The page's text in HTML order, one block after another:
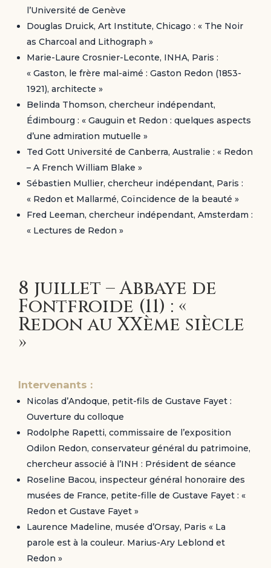
l’Université de Genève
Douglas Druick, Art Institute, Chicago : « The Noir
as Charcoal and Lithograph »
Marie-Laure Crosnier-Leconte, INHA, Paris :
« Gaston, le frère mal-aimé : Gaston Redon (1853-
1921), architecte »
Belinda Thomson, chercheur indépendant,
Édimbourg : « Gauguin et Redon : quelques aspects
d’une admiration mutuelle »
Ted Gott Université de Canberra, Australie : « Redon
– A French William Blake »
Sébastien Mullier, chercheur indépendant, Paris :
« Redon et Mallarmé, Coïncidence de la beauté »
Fred Leeman, chercheur indépendant, Amsterdam :
« Lectures de Redon »
8 juillet – Abbaye de
Fontfroide (11) : «
Redon au XXème siècle
»
Intervenants :
Nicolas d’Andoque, petit-fils de Gustave Fayet :
Ouverture du colloque
Rodolphe Rapetti, commissaire de l’exposition
Odilon Redon, conservateur général du patrimoine,
chercheur associé à l’INH : Président de séance
Roseline Bacou, inspecteur général honoraire des
musées de France, petite-fille de Gustave Fayet : «
Redon et Gustave Fayet »
Laurence Madeline, musée d’Orsay, Paris « La
parole est à la couleur. Marius-Ary Leblond et
Redon »